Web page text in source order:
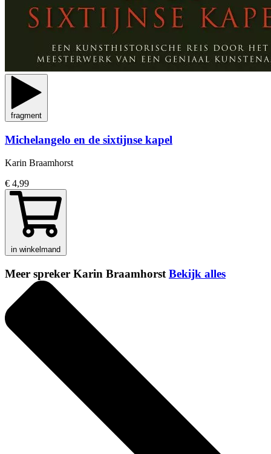
fragment
Michelangelo en de sixtijnse kapel
Karin Braamhorst
€ 4,99
in winkelmand
Meer spreker Karin Braamhorst Bekijk alles